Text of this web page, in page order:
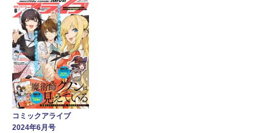
コミックアライブ
2024年6月号